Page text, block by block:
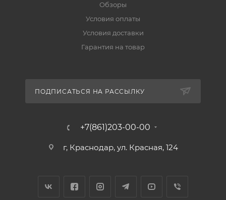
Обзоры
Условия оплаты
Условия доставки
Гарантия на товар
ПОДПИСАТЬСЯ НА РАССЫЛКУ
+7(861)203-00-00
г, Краснодар, ул. Красная, 124